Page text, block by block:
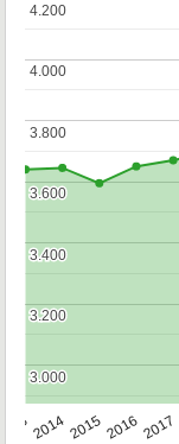
2014201520162017
3.000
3.000
3.200
3.200
3.400
3.400
3.600
3.600
3.800
3.800
4.000
4.000
4.200
4.200